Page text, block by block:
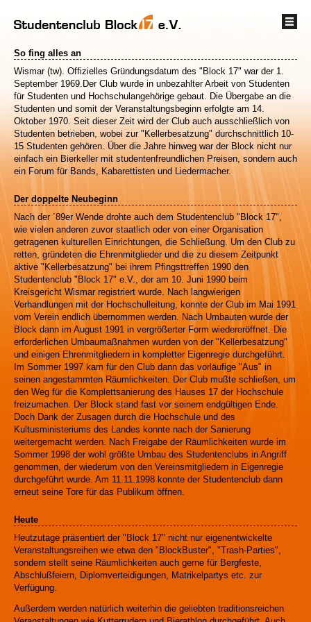
So fing alles an
Wismar (tw). Offizielles Gründungsdatum des "Block 17" war der 1.
September 1969.Der Club wurde in unbezahlter Arbeit von Studenten
für Studenten und Hochschulangehörige gebaut. Die Übergabe an die
Studenten und somit der Veranstaltungsbeginn erfolgte am 14.
Oktober 1970. Seit dieser Zeit wird der Club auch ausschließlich von
Studenten betrieben, wobei zur "Kellerbesatzung" durchschnittlich 10-
15 Studenten gehören. Über die Jahre hinweg war der Block nicht nur
einfach ein Bierkeller mit studentenfreundlichen Preisen, sondern auch
ein Forum für Bands, Kabarettisten und Liedermacher.
Der doppelte Neubeginn
Nach der ´89er Wende drohte auch dem Studentenclub "Block 17",
wie vielen anderen zuvor staatlich oder von einer Organisation
getragenen kulturellen Einrichtungen, die Schließung. Um den Club zu
retten, gründeten die Ehrenmitglieder und die zu diesem Zeitpunkt
aktive "Kellerbesatzung" bei ihrem Pfingsttreffen 1990 den
Studentenclub "Block 17" e.V., der am 10. Juni 1990 beim
Kreisgericht Wismar registriert wurde. Nach langwierigen
Verhandlungen mit der Hochschulleitung, konnte der Club im Mai 1991
vom Verein endlich übernommen werden. Nach Umbauten wurde der
Block dann im August 1991 in vergrößerter Form wiedereröffnet. Die
erforderlichen Umbaumaßnahmen wurden von der "Kellerbesatzung"
und einigen Ehrenmitgliedern in kompletter Eigenregie durchgeführt.
Im Sommer 1997 kam für den Club dann das vorläufige "Aus" in
seinen angestammten Räumlichkeiten. Der Club mußte schließen, um
den Weg für die Komplettsanierung des Hauses 17 der Hochschule
freizumachen. Der Block stand fast vor seinem endgültigen Ende.
Doch Dank der Zusagen durch die Hochschule und des
Kultusministeriums des Landes konnte nach der Sanierung
weitergemacht werden. Nach Freigabe der Räumlichkeiten wurde im
Sommer 1998 der wohl größte Umbau des Studentenclubs in Angriff
genommen, der wiederum von den Vereinsmitgliedern in Eigenregie
durchgeführt wurde. Am 11.11.1998 konnte der Studentenclub dann
erneut seine Tore für das Publikum öffnen.
Heute
Heutzutage präsentiert der "Block 17" nicht nur eigenentwickelte
Veranstaltungsreihen wie etwa den "BlockBuster", "Trash-Parties",
sondern stellt seine Räumlichkeiten auch gerne für Bergfeste,
Abschlußfeiern, Diplomverteidigungen, Matrikelpartys etc. zur
Verfügung.
Außerdem werden natürlich weiterhin die geliebten traditionsreichen